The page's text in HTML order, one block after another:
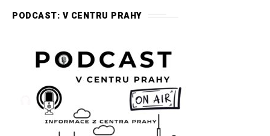
PODCAST: V CENTRU PRAHY